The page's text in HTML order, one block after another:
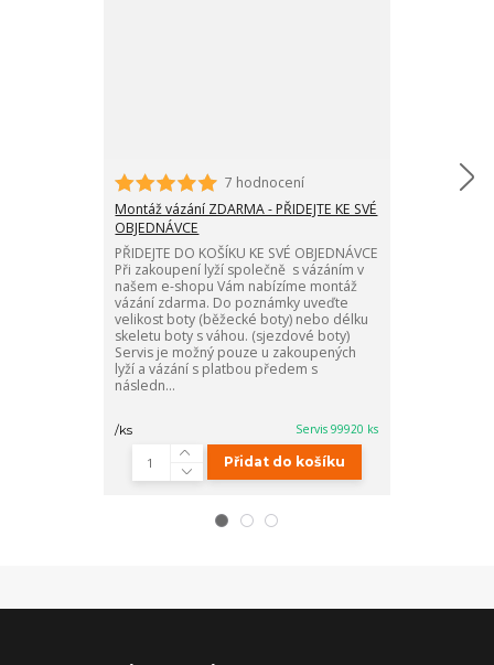
7 hodnocení
Montáž vázání ZDARMA - PŘIDEJTE KE SVÉ
OBJEDNÁVCE
PŘIDEJTE DO KOŠÍKU KE SVÉ OBJEDNÁVCE
Při zakoupení lyží společně s vázáním v
našem e-shopu Vám nabízíme montáž
vázání zdarma. Do poznámky uveďte
velikost boty (běžecké boty) nebo délku
skeletu boty s váhou. (sjezdové boty)
Servis je možný pouze u zakoupených
lyží a vázání s platbou předem s
následn...
/ks Servis 99920 ks
Přidat do košíku